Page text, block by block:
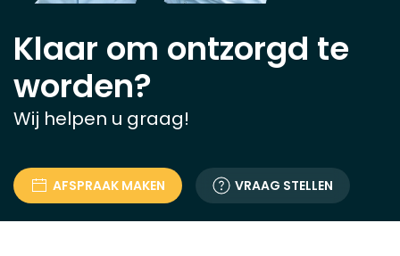
Klaar om ontzorgd te
worden?
Wij helpen u graag!
AFSPRAAK MAKEN VRAAG STELLEN